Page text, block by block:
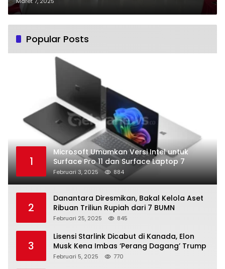
Popular Posts
1
Microsoft Umumkan Versi Intel untuk
Surface Pro 11 dan Surface Laptop 7
Februari 3, 2025 884
2
Danantara Diresmikan, Bakal Kelola Aset
Ribuan Triliun Rupiah dari 7 BUMN
Februari 25, 2025 845
3
Lisensi Starlink Dicabut di Kanada, Elon
Musk Kena Imbas ‘Perang Dagang’ Trump
Februari 5, 2025 770